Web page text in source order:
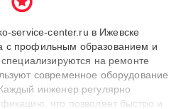
service-center.ru в Ижевске
с профильным образованием и
на ремонте
современное оборудование
инженер регулярно
что позволяет быстро и